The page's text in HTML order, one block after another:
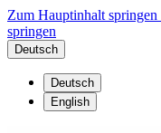
Zum Hauptinhalt springen
springen
Deutsch
Deutsch
English